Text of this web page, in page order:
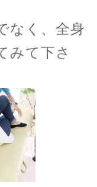
なく、全身
みて下さ